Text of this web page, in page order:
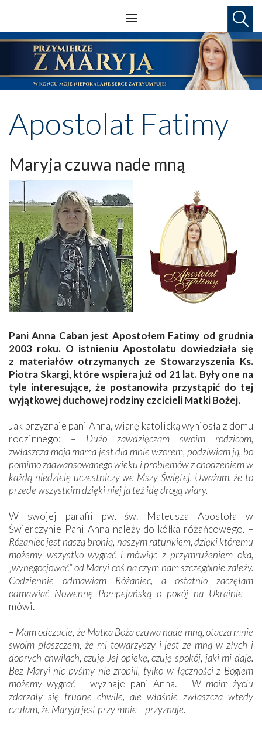
Apostolat Fatimy
Maryja czuwa nade mną
Pani Anna Caban jest Apostołem Fatimy od grudnia
2003 roku. O istnieniu Apostolatu dowiedziała się
z materiałów otrzymanych ze Stowarzyszenia Ks.
Piotra Skargi, które wspiera już od 21 lat. Były one na
tyle interesujące, że postanowiła przystąpić do tej
wyjątkowej duchowej rodziny czcicieli Matki Bożej.
Jak przyznaje pani Anna, wiarę katolicką wyniosła z domu
rodzinnego: – Dużo zawdzięczam swoim rodzicom,
zwłaszcza moja mama jest dla mnie wzorem, podziwiam ją, bo
pomimo zaawansowanego wieku i problemów z chodzeniem w
każdą niedzielę uczestniczy we Mszy Świętej. Uważam, że to
przede wszystkim dzięki niej ja też idę drogą wiary.
W swojej parafii pw. św. Mateusza Apostoła w
Świerczynie Pani Anna należy do kółka różańcowego. –
Różaniec jest naszą bronią, naszym ratunkiem, dzięki któremu
możemy wszystko wygrać i mówiąc z przymrużeniem oka,
„wynegocjować” od Maryi coś na czym nam szczególnie zależy.
Codziennie odmawiam Różaniec, a ostatnio zaczęłam
odmawiać Nowennę Pompejańską o pokój na Ukrainie –
mówi.
– Mam odczucie, że Matka Boża czuwa nade mną, otacza mnie
swoim płaszczem, że mi towarzyszy i jest ze mną w złych i
dobrych chwilach, czuję Jej opiekę, czuję spokój, jaki mi daje.
Bez Maryi nic byśmy nie zrobili, tylko w łączności z Bogiem
możemy wygrać – wyznaje pani Anna. – W moim życiu
zdarzały się trudne chwile, ale właśnie zwłaszcza wtedy
czułam, że Maryja jest przy mnie – przyznaje.